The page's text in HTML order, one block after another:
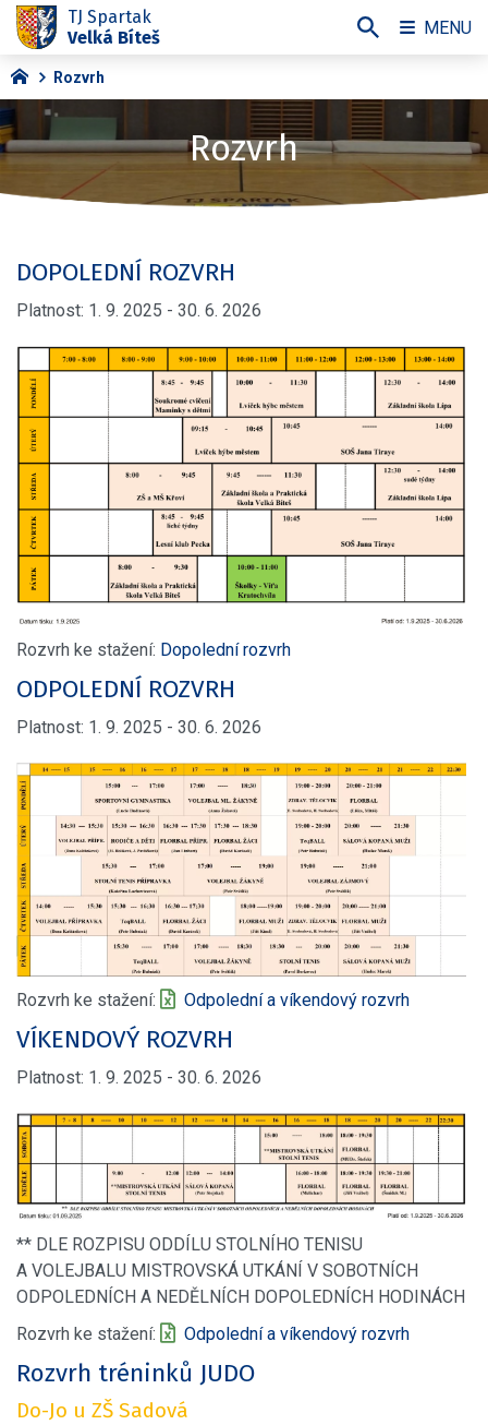
Rozvrh
Rozvrh
DOPOLEDNÍ ROZVRH
Platnost: 1. 9. 2025 - 30. 6. 2026
Rozvrh ke stažení: Dopolední rozvrh
ODPOLEDNÍ ROZVRH
Platnost: 1. 9. 2025 - 30. 6. 2026
Rozvrh ke stažení: Odpolední a víkendový rozvrh
VÍKENDOVÝ ROZVRH
Platnost: 1. 9. 2025 - 30. 6. 2026
** DLE ROZPISU ODDÍLU STOLNÍHO TENISU
A VOLEJBALU MISTROVSKÁ UTKÁNÍ V SOBOTNÍCH
ODPOLEDNÍCH A NEDĚLNÍCH DOPOLEDNÍCH HODINÁCH
Rozvrh ke stažení:
Odpolední a víkendový rozvrh
Rozvrh tréninků JUDO
Do-Jo u ZŠ Sadová
TJ Spartak
Velká Bíteš
MENU